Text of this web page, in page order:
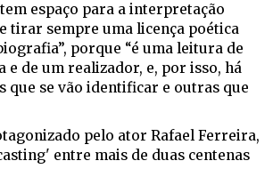
espaço para a interpretação
tirar sempre uma licença poética
porque “é uma leitura de
e de um realizador, e, por isso, há
que se vão identificar e outras que
pelo ator Rafael Ferreira,
entre mais de duas centenas